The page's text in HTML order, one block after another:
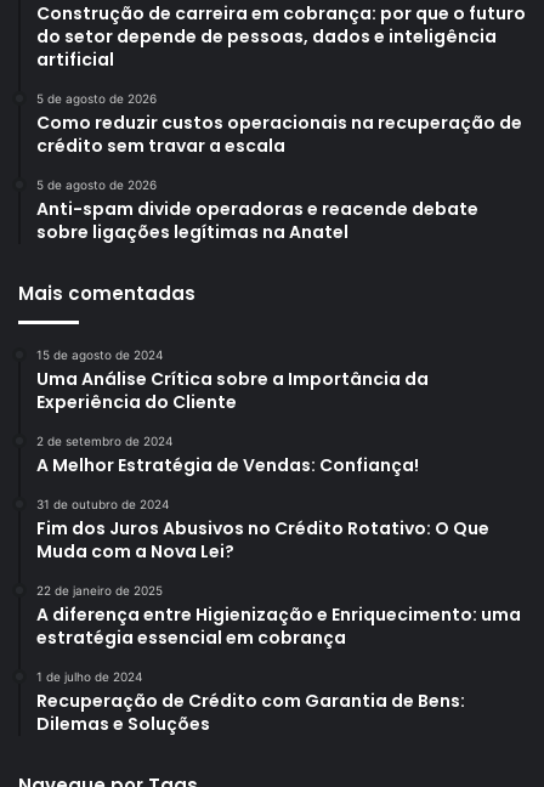
Construção de carreira em cobrança: por que o futuro
do setor depende de pessoas, dados e inteligência
artificial
5 de agosto de 2026
Como reduzir custos operacionais na recuperação de
crédito sem travar a escala
5 de agosto de 2026
Anti-spam divide operadoras e reacende debate
sobre ligações legítimas na Anatel
Mais comentadas
15 de agosto de 2024
Uma Análise Crítica sobre a Importância da
Experiência do Cliente
2 de setembro de 2024
A Melhor Estratégia de Vendas: Confiança!
31 de outubro de 2024
Fim dos Juros Abusivos no Crédito Rotativo: O Que
Muda com a Nova Lei?
22 de janeiro de 2025
A diferença entre Higienização e Enriquecimento: uma
estratégia essencial em cobrança
1 de julho de 2024
Recuperação de Crédito com Garantia de Bens:
Dilemas e Soluções